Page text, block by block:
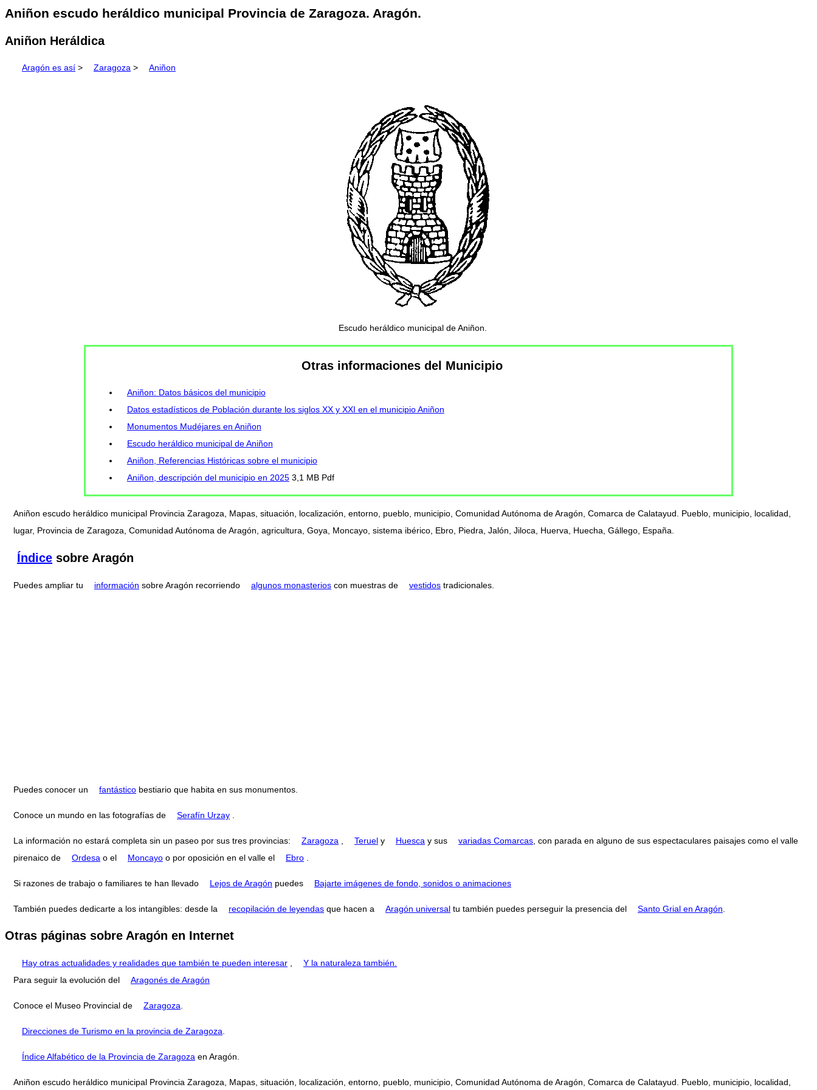
Aniñon escudo heráldico municipal Provincia de Zaragoza. Aragón.
Aniñon Heráldica
Aragón es así > Zaragoza > Aniñon
Escudo heráldico municipal de Aniñon.
Otras informaciones del Municipio
Aniñon: Datos básicos del municipio
Datos estadísticos de Población durante los siglos XX y XXI en el municipio Aniñon
Monumentos Mudéjares en Aniñon
Escudo heráldico municipal de Aniñon
Aniñon, Referencias Históricas sobre el municipio
Aniñon, descripción del municipio en 20253,1 MB Pdf
Aniñon escudo heráldico municipal Provincia Zaragoza, Mapas, situación, localización, entorno, pueblo, municipio, Comunidad Autónoma de Aragón, Comarca de Calatayud. Pueblo, municipio, localidad,
lugar, Provincia de Zaragoza, Comunidad Autónoma de Aragón, agricultura, Goya, Moncayo, sistema ibérico, Ebro, Piedra, Jalón, Jiloca, Huerva, Huecha, Gállego, España.
Índice sobre Aragón
Puedes ampliar tu información sobre Aragón recorriendo algunos monasterios con muestras de vestidos tradicionales.
Puedes conocer un fantástico bestiario que habita en sus monumentos.
Conoce un mundo en las fotografías de Serafín Urzay
La información no estará completa sin un paseo por sus tres provincias: Zaragoza Teruel y Huesca y sus variadas Comarcas , con parada en alguno de sus espectaculares paisajes como el valle
pirenaico de
Ordesa o el Moncayo o por oposición en el valle el Ebro
Si razones de trabajo o familiares te han llevado Lejos de Aragón puedes Bajarte imágenes de fondo, sonidos o animaciones
También puedes dedicarte a los intangibles: desde la recopilación de leyendas que hacen a Aragón universal tu también puedes perseguir la presencia del Santo Grial en Aragón
Otras páginas sobre Aragón en Internet
Hay otras actualidades y realidades que también te pueden interesar
Y la naturaleza también.
Para seguir la evolución del
Aragonés de Aragón
Conoce el Museo Provincial de Zaragoza
Direcciones de Turismo en la provincia de Zaragoza
Índice Alfabético de la Provincia de Zaragoza en Aragón.
Aniñon escudo heráldico municipal Provincia Zaragoza, Mapas, situación, localización, entorno, pueblo, municipio, Comunidad Autónoma de Aragón, Comarca de Calatayud. Pueblo, municipio, localidad,